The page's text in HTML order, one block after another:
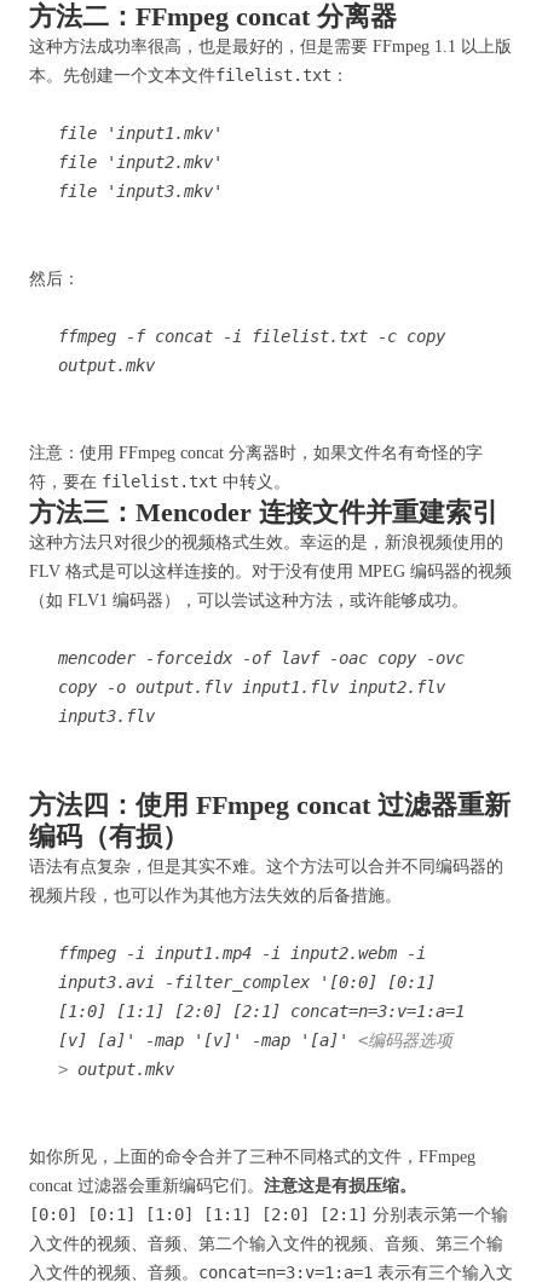
方法二：FFmpeg concat 分离器
这种方法成功率很高，也是最好的，但是需要 FFmpeg 1.1 以上版
本。先创建一个文本文件filelist.txt ：
file 'input1.mkv'
file 'input2.mkv'
file 'input3.mkv'
然后：
ffmpeg -f concat -i filelist.txt -c copy
output.mkv
注意：使用 FFmpeg concat 分离器时，如果文件名有奇怪的字
符，要在 filelist.txt 中转义。
方法三：Mencoder 连接文件并重建索引
这种方法只对很少的视频格式生效。幸运的是，新浪视频使用的
FLV 格式是可以这样连接的。对于没有使用 MPEG 编码器的视频
（如 FLV1 编码器），可以尝试这种方法，或许能够成功。
mencoder -forceidx -of lavf -oac copy -ovc
copy -o output.flv input1.flv input2.flv
input3.flv
方法四：使用 FFmpeg concat 过滤器重新
编码（有损）
语法有点复杂，但是其实不难。这个方法可以合并不同编码器的
视频片段，也可以作为其他方法失效的后备措施。
ffmpeg -i input1.mp4 -i input2.webm -i
input3.avi -filter_complex '[0:0] [0:1]
[1:0] [1:1] [2:0] [2:1] concat=n=3:v=1:a=1
[v] [a]' -map '[v]' -map '[a]' <编码器选项
> output.mkv
如你所见，上面的命令合并了三种不同格式的文件，FFmpeg
concat 过滤器会重新编码它们。 注意这是有损压缩。
[0:0] [0:1] [1:0] [1:1] [2:0] [2:1] 分别表示第一个输
入文件的视频、音频、第二个输入文件的视频、音频、第三个输
入文件的视频、音频。 concat=n=3:v=1:a=1 表示有三个输入文